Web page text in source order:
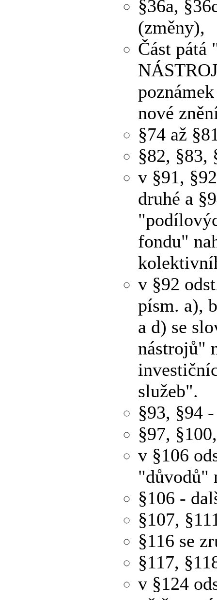
§36a,
(změny),
Část
nové
§74 až
§82, §83,
v §91,
druhé a
fondu"
v §92
písm. a),
a d) se
nástrojů"
služeb".
§93, §94
§97,
v §106
"důvodů"
§106 -
§107,
§116 se
§117,
v §124